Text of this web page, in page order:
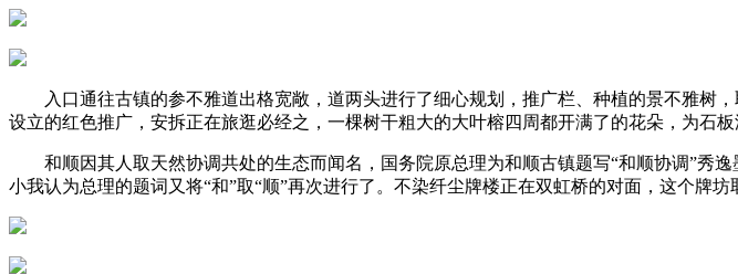
入口通往古镇的参不雅道出格宽敞，道两头进行了细心规划，推广栏、种植的景不雅树，
设立的红色推广，安拆正在旅逛必经之，一棵树干粗大的大叶榕四周都开满了的花朵，为石板
和顺因其人取天然协调共处的生态而闻名，国务院原总理为和顺古镇题写“和顺协调”秀逸
小我认为总理的题词又将“和”取“顺”再次进行了。不染纤尘牌楼正在双虹桥的对面，这个牌坊